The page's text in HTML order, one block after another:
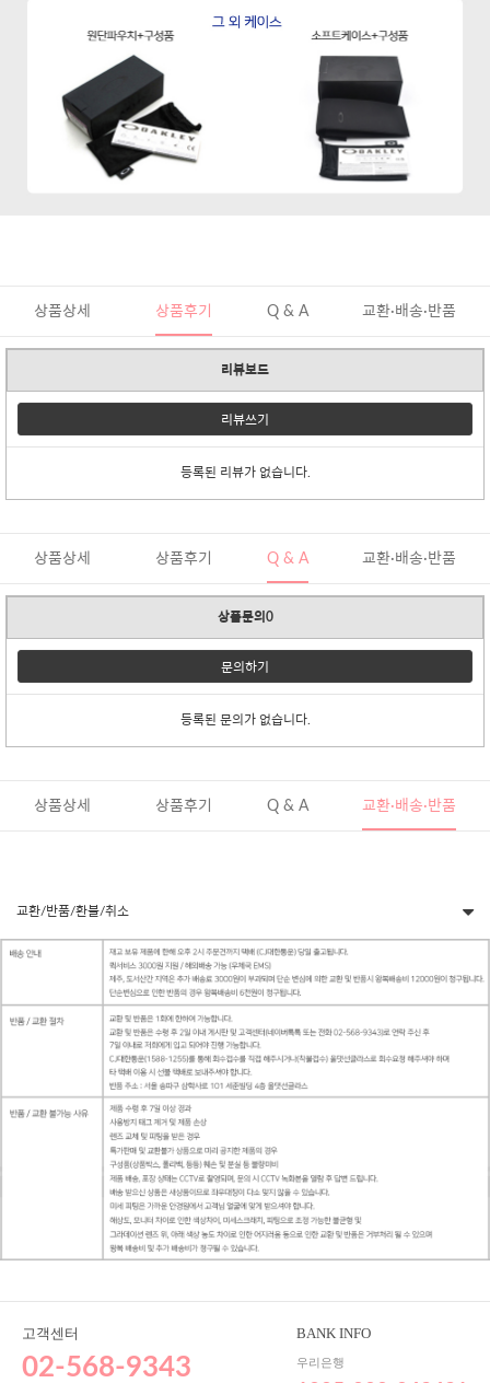
상품상세 상품후기 Q & A 교환·배송·반품
리뷰보드
리뷰쓰기
등록된 리뷰가 없습니다.
상품상세 상품후기 Q & A 교환·배송·반품
상품문의0
문의하기
등록된 문의가 없습니다.
상품상세 상품후기 Q & A 교환·배송·반품
교환/반품/환불/취소
고객센터
02-568-9343
BANK INFO
우리은행